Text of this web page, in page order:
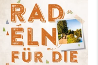
Ruhr. Radeln für die
Seele
mehr Infos …